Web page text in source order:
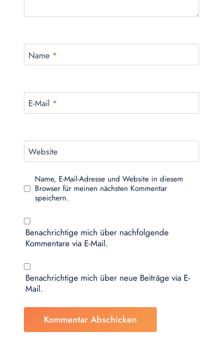
Name *
E-Mail *
Website
Name, E-Mail-Adresse und Website in diesem
Browser für meinen nächsten Kommentar
speichern.
Benachrichtige mich über nachfolgende
Kommentare via E-Mail.
Benachrichtige mich über neue Beiträge via E-
Mail.